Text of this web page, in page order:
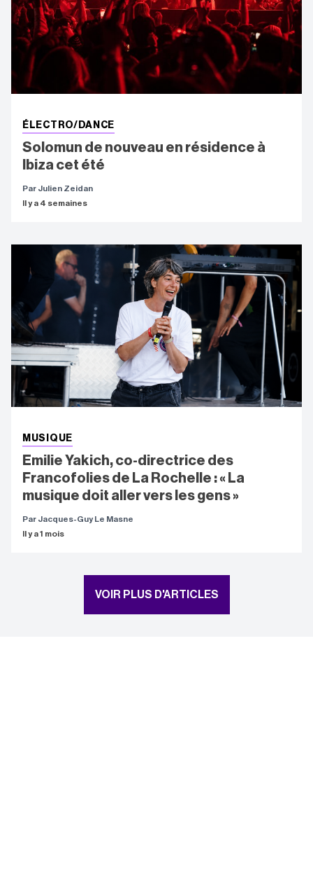
ÉLECTRO/DANCE
Solomun de nouveau en résidence à
Ibiza cet été
Par Julien Zeidan
Il y a 4 semaines
MUSIQUE
Emilie Yakich, co-directrice des
Francofolies de La Rochelle : « La
musique doit aller vers les gens »
Par Jacques-Guy Le Masne
Il y a 1 mois
VOIR PLUS D'ARTICLES